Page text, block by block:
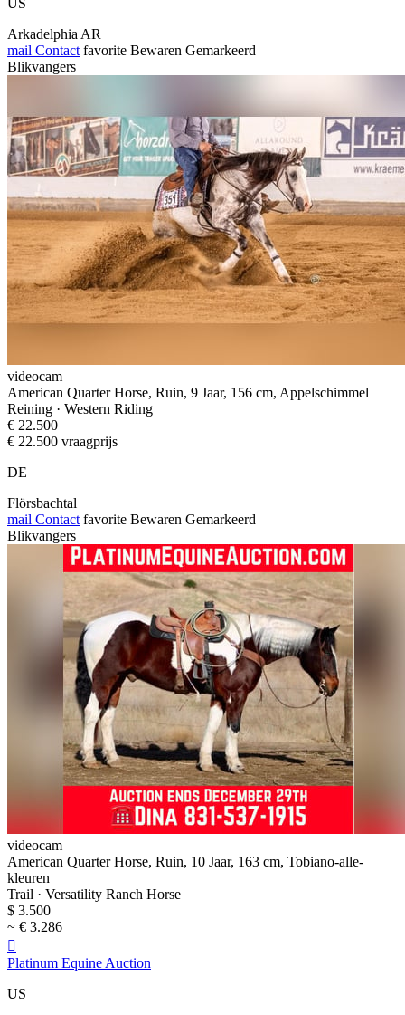
Arkadelphia AR
mail Contact favorite Bewaren Gemarkeerd
Blikvangers
videocam
American Quarter Horse, Ruin, 9 Jaar, 156 cm, Appelschimmel
Reining · Western Riding
€ 22.500
€ 22.500 vraagprijs
DE
Flörsbachtal
mail Contact favorite Bewaren Gemarkeerd
Blikvangers
videocam
American Quarter Horse, Ruin, 10 Jaar, 163 cm, Tobiano-alle-
kleuren
Trail · Versatility Ranch Horse
$ 3.500
~ € 3.286

Platinum Equine Auction
US